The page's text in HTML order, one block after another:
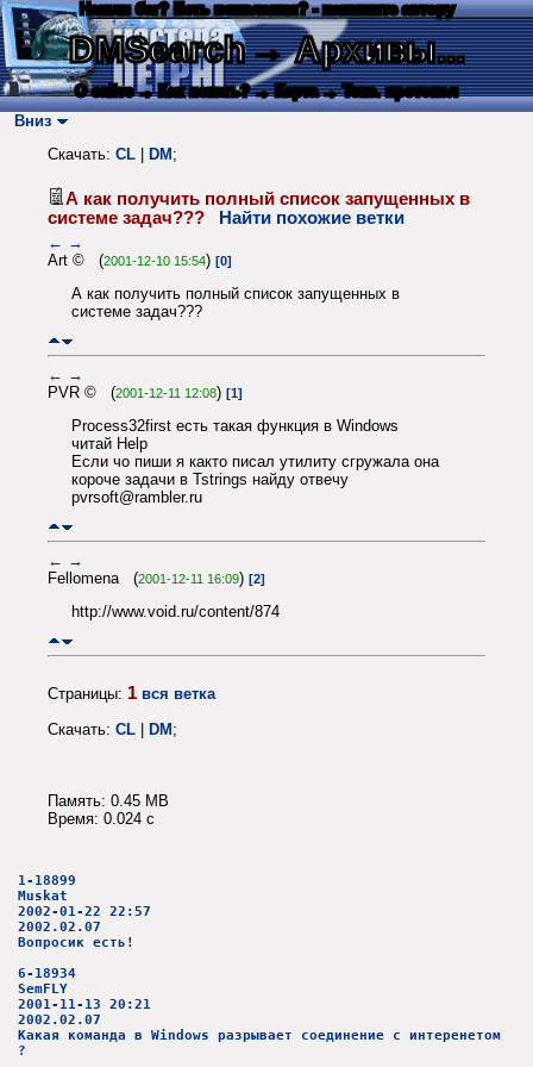
Нашли баг? Есть пожелания? - напишите автору
DMSearch→ Архивы...
О сайте → Как искать? → Карта → Текс. протокол
Вниз
Скачать: CL DM ;
А как получить полный список запущенных в
системе задач???
Найти похожие ветки
← →
Art © (2001-12-10 15:54) [0]
А как получить полный список запущенных в
системе задач???
← →
PVR © (2001-12-11 12:08) [1]
Process32first есть такая функция в Windows
читай Help
Если чо пиши я както писал утилиту сгружала она
короче задачи в Tstrings найду отвечу
pvrsoft@rambler.ru
← →
Fellomena (2001-12-11 16:09) [2]
http://www.void.ru/content/874
Страницы: 1 вся ветка
Скачать: CL | DM;
Память: 0.45 MB
Время: 0.024 c
1-18899
Muskat
2002-01-22 22:57
2002.02.07
Вопросик есть!
6-18934
SemFLY
2001-11-13 20:21
2002.02.07
Какая команда в Windows разрывает соединение с интеренетом
?